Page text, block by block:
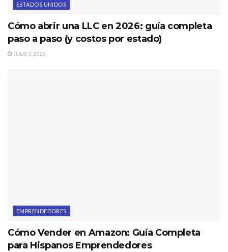
ESTADOS UNIDOS
Cómo abrir una LLC en 2026: guía completa
paso a paso (y costos por estado)
JULIO 3, 2026
EMPRENDEDORES
Cómo Vender en Amazon: Guía Completa
para Hispanos Emprendedores